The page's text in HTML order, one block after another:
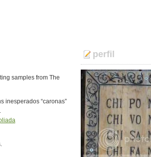
inesperados “caronas”
perfil